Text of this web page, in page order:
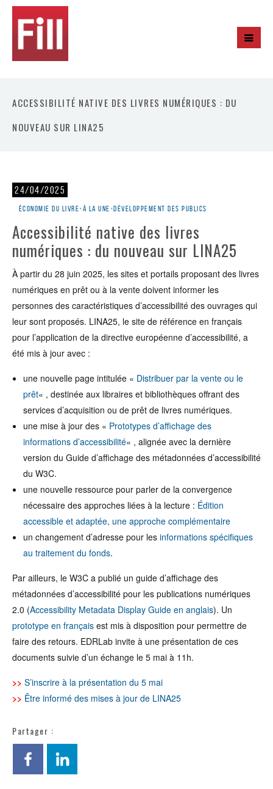
ACCESSIBILITÉ NATIVE DES LIVRES NUMÉRIQUES : DU
NOUVEAU SUR LINA25
24/04/2025
Économie du livre•À la une •Développement des publics
Accessibilité native des livres
numériques : du nouveau sur LINA25
À partir du 28 juin 2025, les sites et portails proposant des livres
numériques en prêt ou à la vente doivent informer les
personnes des caractéristiques d’accessibilité des ouvrages qui
leur sont proposés. LINA25, le site de référence en français
pour l’application de la directive européenne d’accessibilité, a
été mis à jour avec :
une nouvelle page intitulée « Distribuer par la vente ou le
prêt« , destinée aux libraires et bibliothèques offrant des
services d’acquisition ou de prêt de livres numériques.
une mise à jour des « Prototypes d’affichage des
informations d’accessibilité« , alignée avec la dernière
version du Guide d’affichage des métadonnées d’accessibilité
du W3C.
une nouvelle ressource pour parler de la convergence
nécessaire des approches liées à la lecture : Édition
accessible et adaptée, une approche complémentaire
un changement d’adresse pour les informations spécifiques
au traitement du fonds.
Par ailleurs, le W3C a publié un guide d’affichage des
métadonnées d’accessibilité pour les publications numériques
2.0 (Accessibility Metadata Display Guide en anglais). Un
prototype en français est mis à disposition pour permettre de
faire des retours. EDRLab invite à une présentation de ces
documents suivie d’un échange le 5 mai à 11h.
>> S’inscrire à la présentation du 5 mai
>> Être informé des mises à jour de LINA25
Partager :